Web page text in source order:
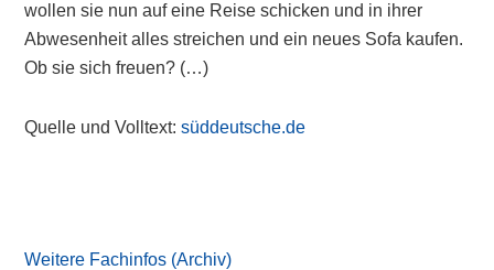
wollen sie nun auf eine Reise schicken und in ihrer
Abwesenheit alles streichen und ein neues Sofa kaufen.
Ob sie sich freuen? (…)
Quelle und Volltext:süddeutsche.de
Weitere Fachinfos (Archiv)